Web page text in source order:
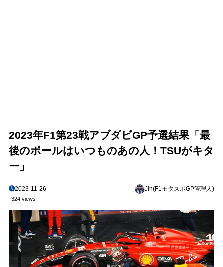
2023年F1第23戦アブダビGP予選結果「最
後のポールはいつものあの人！TSUがキタ
ー」
2023-11-26 Jin(F1モタスポGP管理人)
324 views